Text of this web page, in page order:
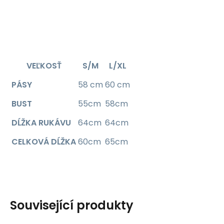
VEĽKOSŤ S/M
L/XL
PÁSY
58 cm 60 cm
BUST
55cm 58cm
DĹŽKA RUKÁVU
64cm 64cm
CELKOVÁ DĹŽKA60cm 65cm
Související produkty